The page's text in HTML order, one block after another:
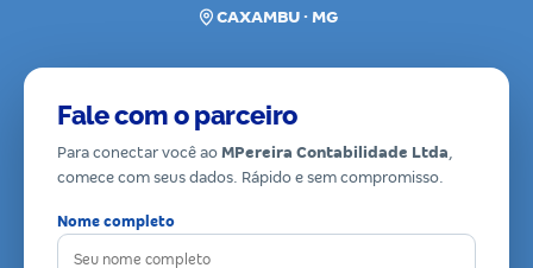
CAXAMBU · MG
Fale com o parceiro
Para conectar você ao MPereira Contabilidade Ltda,
comece com seus dados. Rápido e sem compromisso.
Nome completo